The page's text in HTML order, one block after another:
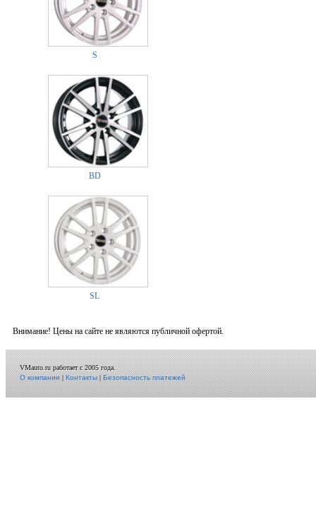
S
BD
SL
Внимание! Цены на сайте не являются публичной офертой.
VMauto.ru работает с 2005 года.
О компании|Контакты|Безопасность платежей